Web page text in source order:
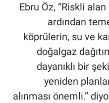
Ebru Öz, “Riskli
ardından
köprülerin, su ve
doğalgaz
dayanıklı bir
yeniden
alınması önemli.”